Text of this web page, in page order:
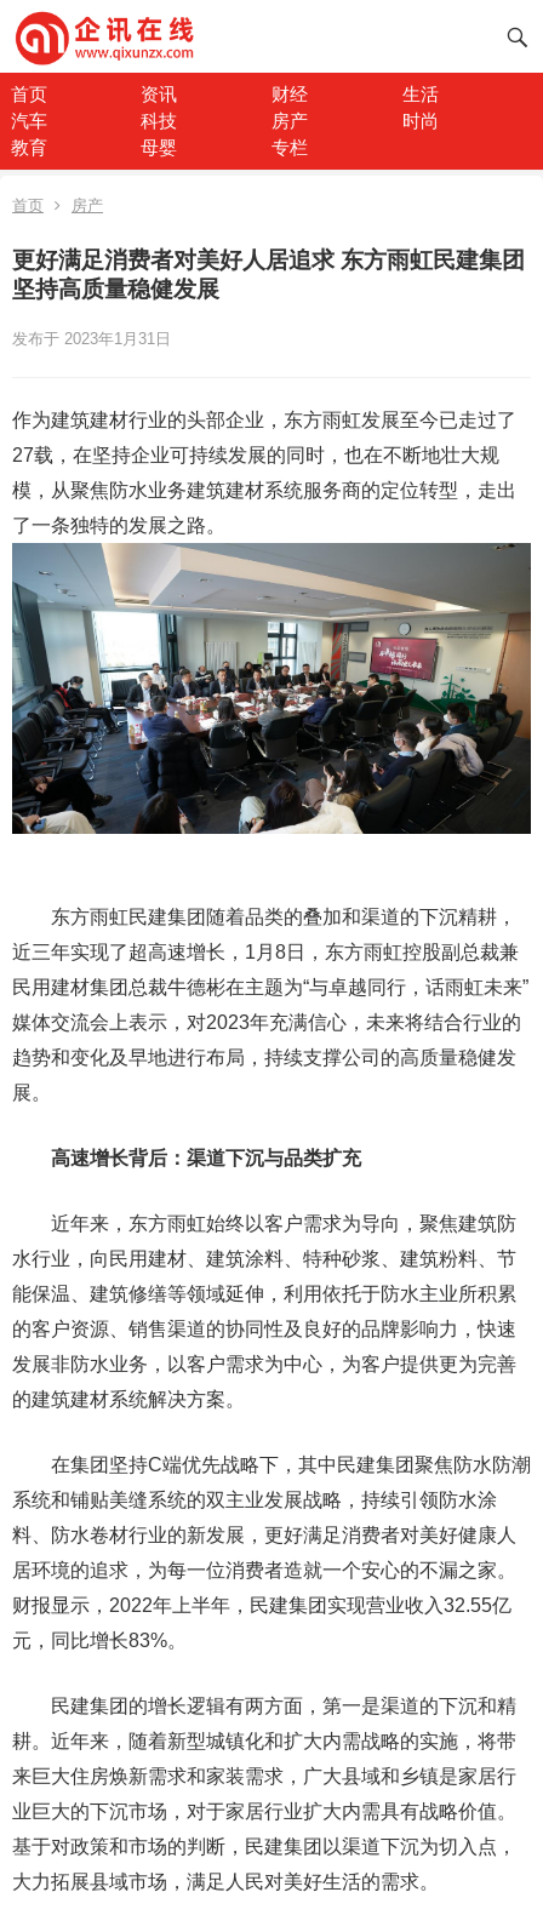
首页 资讯 财经
生活
汽车
科技 房产
时尚
教育
母婴 专栏
首页 房产
更好满足消费者对美好人居追求 东方雨虹民建集团
坚持高质量稳健发展
发布于 2023年1月31日
作为建筑建材行业的头部企业，东方雨虹发展至今已走过了
27载，在坚持企业可持续发展的同时，也在不断地壮大规
模，从聚焦防水业务建筑建材系统服务商的定位转型，走出
了一条独特的发展之路。
东方雨虹民建集团随着品类的叠加和渠道的下沉精耕，
近三年实现了超高速增长，1月8日，东方雨虹控股副总裁兼
民用建材集团总裁牛德彬在主题为“与卓越同行，话雨虹未来”
媒体交流会上表示，对2023年充满信心，未来将结合行业的
趋势和变化及早地进行布局，持续支撑公司的高质量稳健发
展。
高速增长背后：渠道下沉与品类扩充
近年来，东方雨虹始终以客户需求为导向，聚焦建筑防
水行业，向民用建材、建筑涂料、特种砂浆、建筑粉料、节
能保温、建筑修缮等领域延伸，利用依托于防水主业所积累
的客户资源、销售渠道的协同性及良好的品牌影响力，快速
发展非防水业务，以客户需求为中心，为客户提供更为完善
的建筑建材系统解决方案。
在集团坚持C端优先战略下，其中民建集团聚焦防水防潮
系统和铺贴美缝系统的双主业发展战略，持续引领防水涂
料、防水卷材行业的新发展，更好满足消费者对美好健康人
居环境的追求，为每一位消费者造就一个安心的不漏之家。
财报显示，2022年上半年，民建集团实现营业收入32.55亿
元，同比增长83%。
民建集团的增长逻辑有两方面，第一是渠道的下沉和精
耕。近年来，随着新型城镇化和扩大内需战略的实施，将带
来巨大住房焕新需求和家装需求，广大县域和乡镇是家居行
业巨大的下沉市场，对于家居行业扩大内需具有战略价值。
基于对政策和市场的判断，民建集团以渠道下沉为切入点，
大力拓展县域市场，满足人民对美好生活的需求。